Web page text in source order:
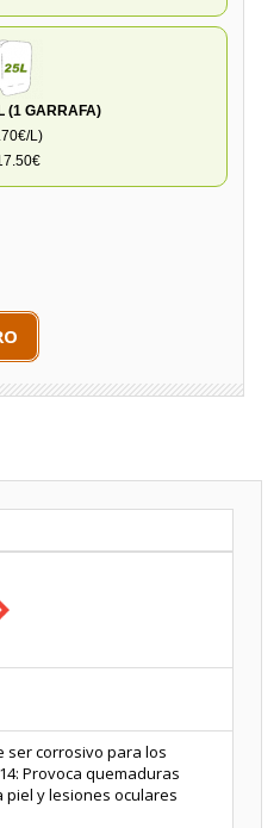
(1 GARRAFA)
L)
ser corrosivo para los
Provoca quemaduras
piel y lesiones oculares